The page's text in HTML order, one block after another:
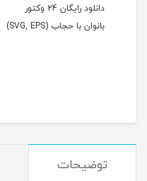
دانلود رایگان 24 وکتور
بانوان با حجاب (SVG, EPS)
توضیحات